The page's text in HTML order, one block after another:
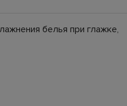
белья при глажке,